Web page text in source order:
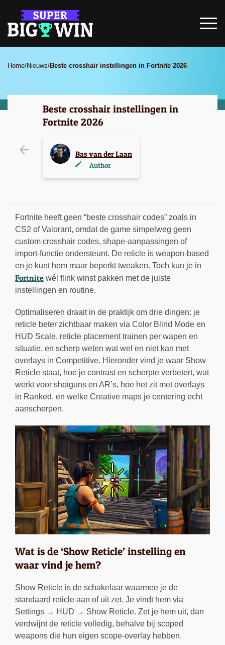
Home/Nieuws/Beste crosshair instellingen in Fortnite 2026
Beste crosshair instellingen in
Fortnite 2026
Bas van der Laan
Author
Fortnite heeft geen “beste crosshair codes” zoals in
CS2 of Valorant, omdat de game simpelweg geen
custom crosshair codes, shape-aanpassingen of
import-functie ondersteunt. De reticle is weapon-based
en je kunt hem maar beperkt tweaken. Toch kun je in
Fortnite wél flink winst pakken met de juiste
instellingen en routine.
Optimaliseren draait in de praktijk om drie dingen: je
reticle beter zichtbaar maken via Color Blind Mode en
HUD Scale, reticle placement trainen per wapen en
situatie, en scherp weten wat wel en niet kan met
overlays in Competitive. Hieronder vind je waar Show
Reticle staat, hoe je contrast en scherpte verbetert, wat
werkt voor shotguns en AR’s, hoe het zit met overlays
in Ranked, en welke Creative maps je centering echt
aanscherpen.
Wat is de ‘Show Reticle’ instelling en
waar vind je hem?
Show Reticle is de schakelaar waarmee je de
standaard reticle aan of uit zet. Je vindt hem via
Settings → HUD → Show Reticle. Zet je hem uit, dan
verdwijnt de reticle volledig, behalve bij scoped
weapons die hun eigen scope-overlay hebben.